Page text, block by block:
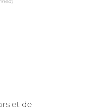
et de